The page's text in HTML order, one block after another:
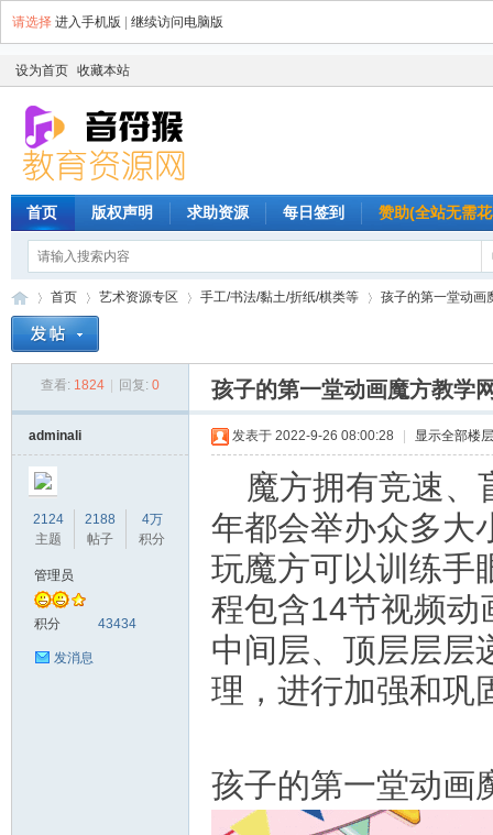
请选择 进入手机版 继续访问电脑版
设为首页 收藏本站
首页 版权声明 求助资源 每日签到 赞助(全站无需
首页
›
艺术资源专区 手工/书法/黏土/折纸/棋类等
›
孩子的第一堂动画
查看: 1824 回复: 0 孩子的第一堂动画魔方教学
adminali
2124
主题
2188
帖子
4万
积分
管理员
积分 43434
发消息
发表于 2022-9-26 08:00:28 显示全部楼层
魔方拥有竞速、
年都会举办众多大
玩魔方可以训练手
程包含14节视频动
中间层、顶层层层
理，进行加强和巩
孩子的第一堂动画